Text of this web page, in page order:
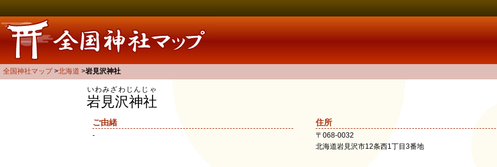
全国神社マップ 北海道 岩見沢神社
岩見沢神社
いわみざわじんじゃ
ご由緒
-
住所
〒 068-0032
北海道岩見沢市12条西1丁目3番地